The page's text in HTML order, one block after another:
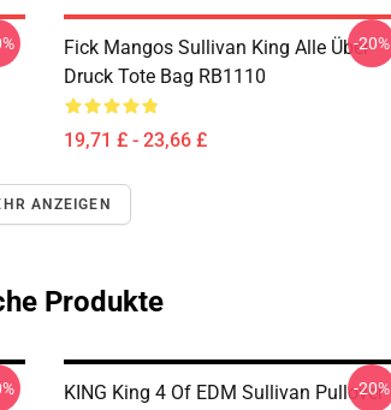
Fick Mangos Sullivan King Alle Über
Druck Tote Bag RB1110
19,71 £ - 23,66 £
-20%
ANZEIGEN
Produkte
KING King 4 Of EDM Sullivan Pullover
-20%